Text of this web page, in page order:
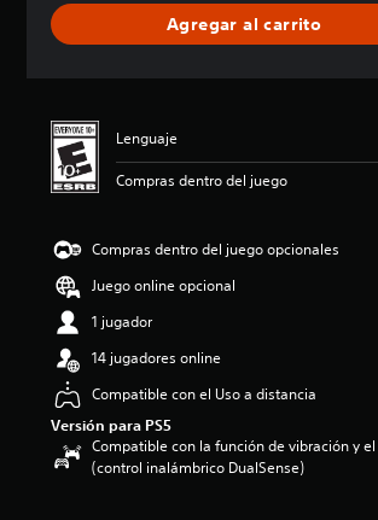
i
c
o
s
Agregar al carrito
Lenguaje
Compras dentro del juego
Compras dentro del juego opcionales
Juego online opcional
1 jugador
14 jugadores online
Compatible con el Uso a distancia
Versión para PS5
Compatible con la función de vibración y
(control inalámbrico DualSense)